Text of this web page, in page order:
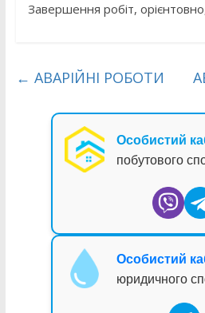
Завершення робіт,
← АВАРІЙНІ РОБОТИ
Особистий
побутового
Особистий
юридичного